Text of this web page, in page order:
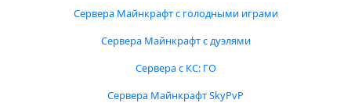
Сервера Майнкрафт с голодными играми
Сервера Майнкрафт с дуэлями
Сервера с КС: ГО
Сервера Майнкрафт SkyPvP